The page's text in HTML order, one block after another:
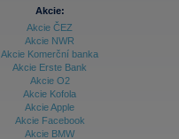
Akcie:
Akcie ČEZ
Akcie NWR
Akcie Komerční banka
Akcie Erste Bank
Akcie O2
Akcie Kofola
Akcie Apple
Akcie Facebook
Akcie BMW